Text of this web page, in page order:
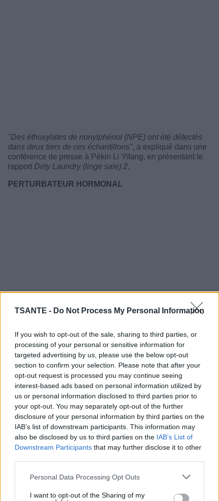
TSANTE - Do Not Process My Personal Information
If you wish to opt-out of the sale, sharing to third parties, or
processing of your personal or sensitive information for
targeted advertising by us, please use the below opt-out
section to confirm your selection. Please note that after your
opt-out request is processed you may continue seeing
interest-based ads based on personal information utilized by
us or personal information disclosed to third parties prior to
your opt-out. You may separately opt-out of the further
disclosure of your personal information by third parties on the
IAB’s list of downstream participants. This information may
also be disclosed by us to third parties on the IAB’s List of
Downstream Participants that may further disclose it to other
Personal Data Processing Opt Outs
I want to opt-out of the Sharing of my
"Des éthoxylates de nonylphénol (NPE) ont été détectés
dans deux tiers de ces échantillons", a expliqué dans une
conférence de presse à Pékin Li Yifang, en présentant le
rapport Dirty Laundry (linge sale) 2.
PERTURBATEUR HORMONAL
Les éthoxylates de nonylphénol sont des produits
chimiques fréquemment utilisés comme détergents dans
de nombreux processus industriels et dans la production
produit très toxique.
"Le nonylphénol est un perturbateur hormonal"
, a souligné